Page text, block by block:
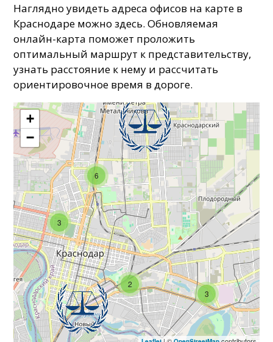
Наглядно увидеть адреса офисов на карте в
Краснодаре можно здесь. Обновляемая
онлайн-карта поможет проложить
оптимальный маршрут к представительству,
узнать расстояние к нему и рассчитать
ориентировочное время в дороге.
2
3
3
6
+
−